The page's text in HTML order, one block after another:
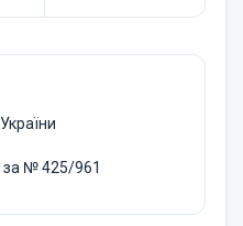
за № 425/961